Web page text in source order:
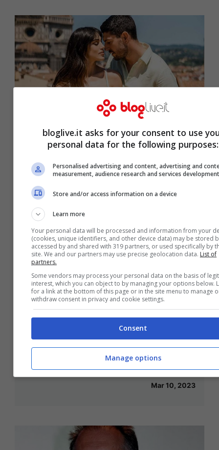
Moser e Cecilia, l’agente di Ignazio
ma…”
Alessia Cammarota è in dolce attesa:
l’annuncio su Ig commuove
Mar 10, 2023
bloglive.it asks for your consent to use
personal data for the following purposes:
Personalised advertising and content, advertising and
measurement, audience research and services development
Store and/or access information on a device
Learn more
Your personal data will be processed and information from your
(cookies, unique identifiers, and other device data) may be stored
accessed by and shared with 319 partners, or used specifically by
site. We and our partners may use precise geolocation data. List of
partners.
Some vendors may process your personal data on the basis of
interest, which you can object to by managing your options below.
for a link at the bottom of this page or in the site menu to manage
withdraw consent in privacy and cookie settings.
Consent
Manage options